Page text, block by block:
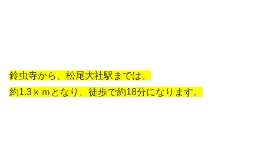
鈴虫寺から、松尾大社駅までは、
約1.3ｋｍとなり、徒歩で約18分になります。